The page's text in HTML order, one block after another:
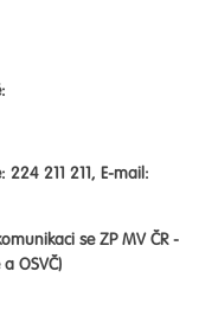
211 211, E-mail:
se ZP MV ČR -
a OSVČ)